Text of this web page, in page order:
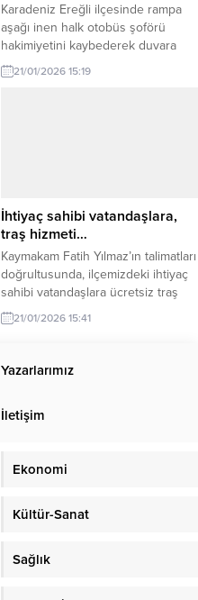
Karadeniz Ereğli ilçesinde rampa
aşağı inen halk otobüs şoförü
hakimiyetini kaybederek duvara
çarparak durabildi. Kaza ilçeye bağlı
Kestaneci mahallesinde meydana
Çarpmanın şiddetiyle evde...
21/01/2026 15:19
İhtiyaç sahibi vatandaşlara,
traş hizmeti…
Kaymakam Fatih Yılmaz’ın talimatları
doğrultusunda, ilçemizdeki ihtiyaç
sahibi vatandaşlara ücretsiz traş
hizmeti sunuldu… Açıklama şu
şekilde: “Sosyal Yardımlaşma ve
Kuaförler Odası iş birliğinde
ihtiyaçlarına destek sağlanmıştır.
koşulda vatandaşının yanında
21/01/2026 15:41
Yazarlarımız
İletişim
Ekonomi
Kültür-Sanat
Sağlık